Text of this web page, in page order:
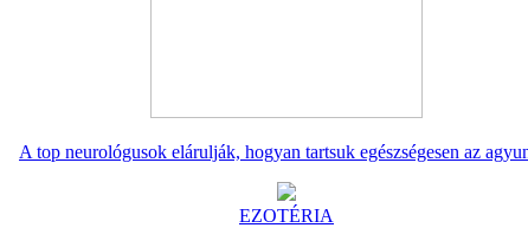
A top neurológusok elárulják, hogyan tartsuk egészségesen az
EZOTÉRIA